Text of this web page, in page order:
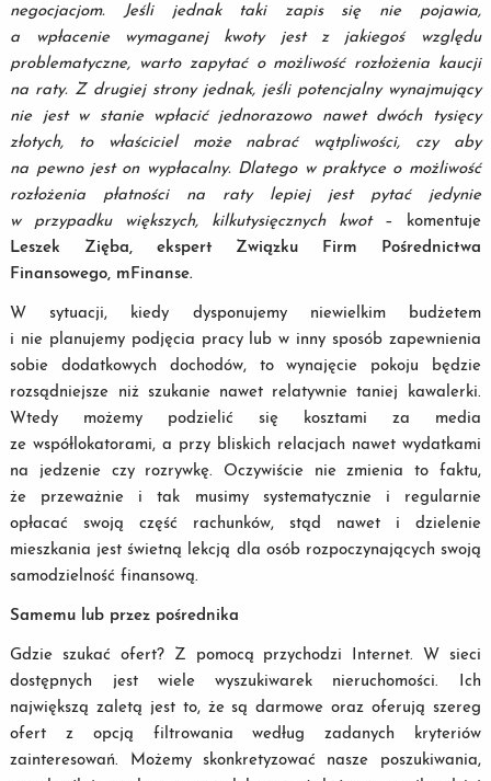
negocjacjom. Jeśli jednak taki zapis się nie pojawia,
a wpłacenie wymaganej kwoty jest z jakiegoś względu
problematyczne, warto zapytać o możliwość rozłożenia kaucji
na raty. Z drugiej strony jednak, jeśli potencjalny wynajmujący
nie jest w stanie wpłacić jednorazowo nawet dwóch tysięcy
złotych, to właściciel może nabrać wątpliwości, czy aby
na pewno jest on wypłacalny. Dlatego w praktyce o możliwość
rozłożenia płatności na raty lepiej jest pytać jedynie
w przypadku większych, kilkutysięcznych kwot– komentuje
Leszek Zięba, ekspert Związku Firm Pośrednictwa
Finansowego, mFinanse.
W sytuacji, kiedy dysponujemy niewielkim budżetem
i nie planujemy podjęcia pracy lub w inny sposób zapewnienia
sobie dodatkowych dochodów, to wynajęcie pokoju będzie
rozsądniejsze niż szukanie nawet relatywnie taniej kawalerki.
Wtedy możemy podzielić się kosztami za media
ze współlokatorami, a przy bliskich relacjach nawet wydatkami
na jedzenie czy rozrywkę. Oczywiście nie zmienia to faktu,
że przeważnie i tak musimy systematycznie i regularnie
opłacać swoją część rachunków, stąd nawet i dzielenie
mieszkania jest świetną lekcją dla osób rozpoczynających swoją
samodzielność finansową.
Samemu lub przez pośrednika
Gdzie szukać ofert? Z pomocą przychodzi Internet. W sieci
dostępnych jest wiele wyszukiwarek nieruchomości. Ich
największą zaletą jest to, że są darmowe oraz oferują szereg
ofert z opcją filtrowania według zadanych kryteriów
zainteresowań. Możemy skonkretyzować nasze poszukiwania,